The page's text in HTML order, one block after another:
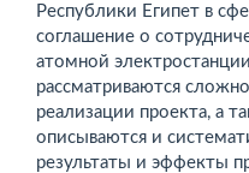
Республики Египет в
соглашение о
атомной
рассматриваются
реализации проекта, а
описываются и
результаты и эффекты